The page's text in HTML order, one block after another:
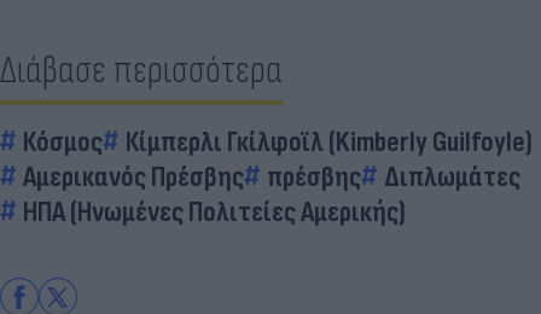
Διάβασε περισσότερα
Κόσμος
Κίμπερλι Γκίλφοϊλ (Kimberly Guilfoyle)
Αμερικανός Πρέσβης
πρέσβης
Διπλωμάτες
ΗΠΑ (Ηνωμένες Πολιτείες Αμερικής)